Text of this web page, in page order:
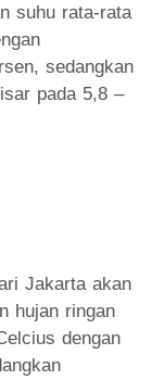
suhu rata-rata
sedangkan
pada 5,8 –
Jakarta akan
hujan ringan
dengan